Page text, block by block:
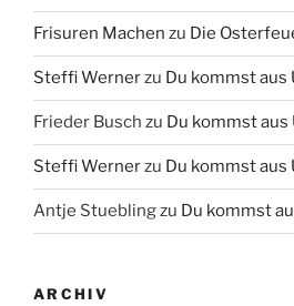
Frisuren Machen zu Die
Steffi Wernerzu Du kommst aus
Frieder Busch zu Du kommst aus
Steffi Wernerzu Du kommst aus
Antje Stueblingzu Du kommst
ARCHIV